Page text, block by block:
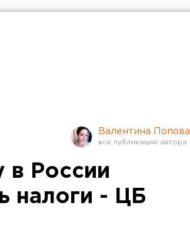
Валентина Попова
в России
налоги - ЦБ